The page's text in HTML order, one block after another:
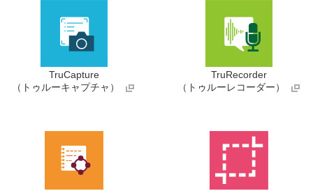
TruCapture
（トゥルーキャプチャ）
TruRecorder
（トゥルーレコーダー）